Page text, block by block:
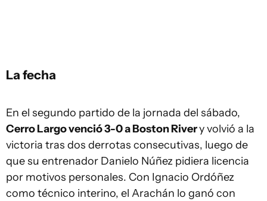
La fecha
En el segundo partido de la jornada del sábado,
Cerro Largo venció 3-0 a Boston Rivery volvió a la
victoria tras dos derrotas consecutivas, luego de
que su entrenador Danielo Núñez pidiera licencia
por motivos personales. Con Ignacio Ordóñez
como técnico interino, el Arachán lo ganó con